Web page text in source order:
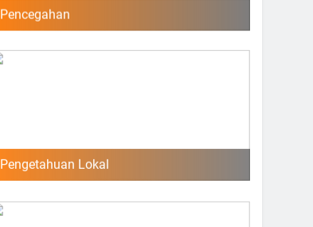
Pencegahan
Pengetahuan Lokal